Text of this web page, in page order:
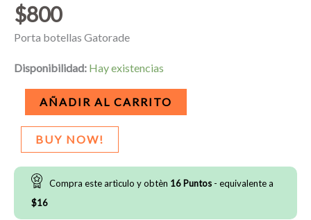
$800
Porta botellas Gatorade
Disponibilidad: Hay existencias
botellas
Gatorade
cantidad
AÑADIR AL CARRITO
BUY NOW!
Compra este artìculo y obtèn 16 Puntos - equivalente a
$16